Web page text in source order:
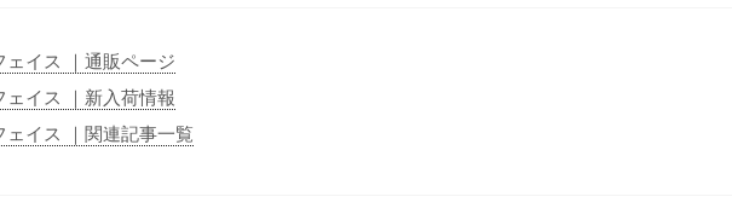
イス ｜通販ページ
イス ｜新入荷情報
イス ｜関連記事一覧